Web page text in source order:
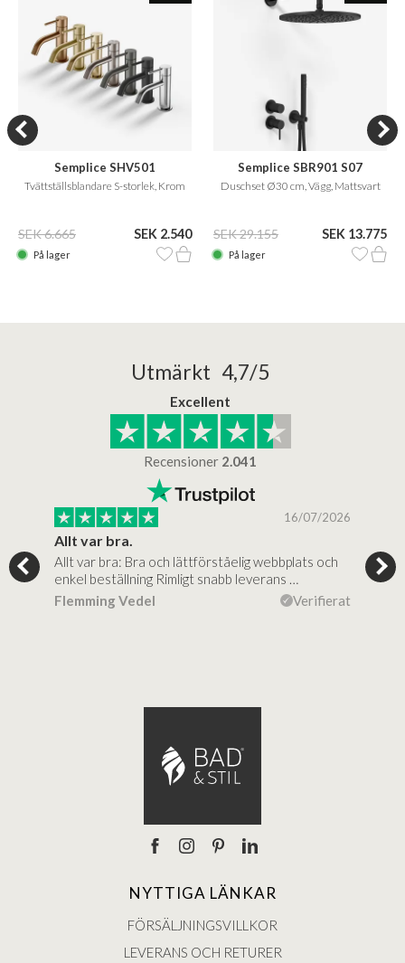
Semplice SHV501
Tvättställsblandare S-storlek, Krom
SEK 6.665 SEK 2.540
På lager
Semplice SBR901 S07
Duschset Ø30 cm, Vägg, Mattsvart
SEK 29.155 SEK 13.775
På lager
Utmärkt 4,7/5
Excellent
Recensioner 2.041
16/07/2026
Allt var bra.
Allt var bra: Bra och lättförståelig webbplats och
enkel beställning Rimligt snabb leverans …
Flemming Vedel
Verifierat
Jag
NYTTIGA LÄNKAR
FÖRSÄLJNINGSVILLKOR
LEVERANS OCH RETURER